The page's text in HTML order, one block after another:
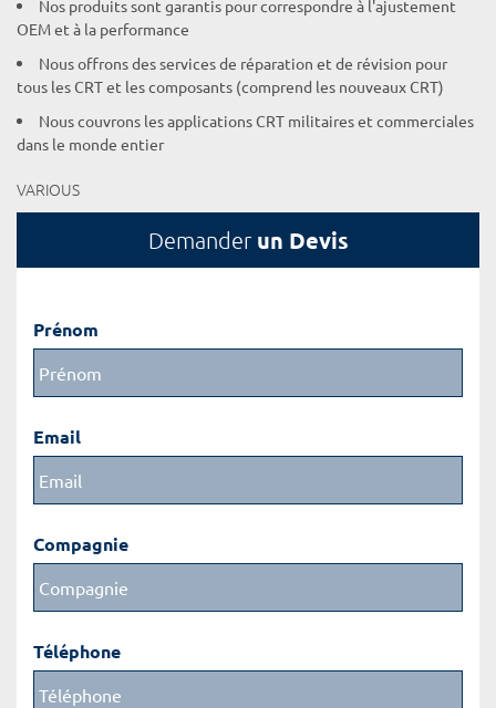
Nos produits sont garantis pour correspondre à l'ajustement
OEM et à la performance
Nous offrons des services de réparation et de révision pour
tous les CRT et les composants (comprend les nouveaux CRT)
Nous couvrons les applications CRT militaires et commerciales
dans le monde entier
VARIOUS
Demander un Devis
Prénom
Email
Compagnie
Téléphone